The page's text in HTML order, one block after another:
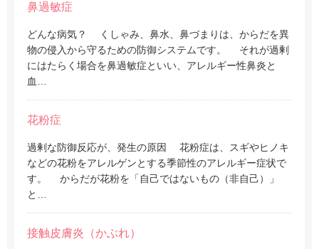
鼻過敏症
どんな病気？ くしゃみ、鼻水、鼻づまりは、からだを異
物の侵入から守るための防御システムです。 それが過剰
にはたらく場合を鼻過敏症といい、アレルギー性鼻炎と
血…
花粉症
過剰な防御反応が、発生の原因 花粉症は、スギやヒノキ
などの花粉をアレルゲンとする季節性のアレルギー症状で
す。 からだが花粉を「自己ではないもの（非自己）」
と…
接触皮膚炎（かぶれ）